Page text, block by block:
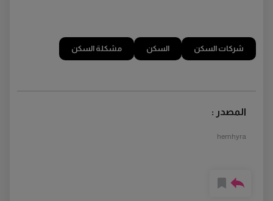
شركات السكن السكن مشكلة السكن
المصدر :
hemhyra